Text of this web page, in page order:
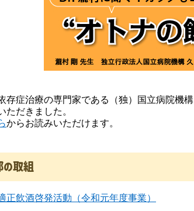
存症治療の専門家である（独）国立病院
ただきました。
からお読みいただけます。
取組
正飲酒啓発活動（令和元年度事業）